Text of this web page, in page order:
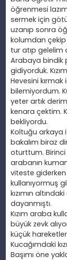
öğrenmesi
sermek için
uzanıp sonra
kolumdan
tur atıp gelelim
Arabaya bindik
gidiyorduk.
Hevesini
bilemiyordum.
yeter artık
kenara çektim.
bekliyordu.
Koltuğu arkaya
bakalım biraz
oturttum. Birinci
arabanın
viteste
kullanıyormuş
kızımın
dayanmıştı.
Kızım araba
büyük zevk
küçük
Kucağımdaki
Başımı öne